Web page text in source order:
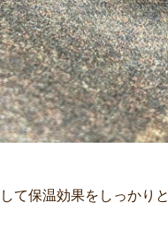
て保温効果をしっかりと